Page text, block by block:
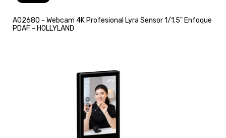
A02680 - Webcam 4K Profesional Lyra Sensor 1/1.5" Enfoque
PDAF - HOLLYLAND